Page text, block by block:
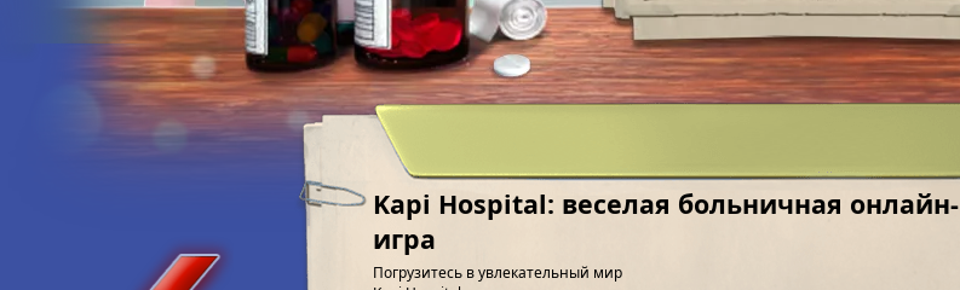
Kapi Hospital: веселая больничная онлайн-
игра
Погрузитесь в увлекательный мир